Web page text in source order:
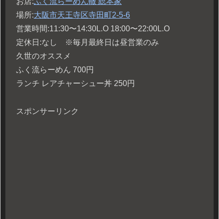
場所:大阪市天王寺区寺田町2-5-6
営業時間:11:30〜14:30L.O 18:00〜22:00L.O
定休日:なし ※毎月最終日は昼営業のみ
久世のオススメ
ふく流らーめん 700円
ランチ レアチャーシュー丼 250円
スポンサーリンク